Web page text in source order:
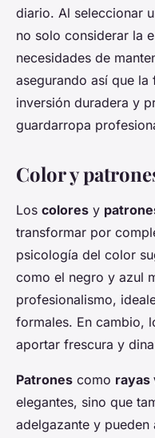
diario. Al seleccionar
no solo considerar la
necesidades de
asegurando así que la
inversión duradera y
guardarropa
Color y
Los colores y
transformar por
psicología del color
como el negro y azul
profesionalismo,
formales. En cambio,
aportar frescura y
Patrones como rayas
elegantes, sino que
adelgazante y